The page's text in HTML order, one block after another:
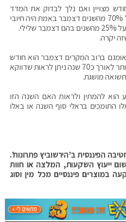
מצויין ואם נלך לבדוק את המדד
הידוע S&P500 נראה שמעל 70% מהשנים דצמבר באמת היה חיובי
יקרה.
ברוב המקרים דצמבר הוא חודש
חיובי אבל בבחינה מעמיקה יותר לאורך כ70 שנה ניתן לראות שדווקא
מושגת.
להמתין ולראות האם השנה הזו
התומכים בראלי סוף השנה או באלו
הפיננסית ב’הירשוביץ פתרונות’.
ייעוץ השקעות, המלצה או חוות
במוצרים פיננסיים מכל מין וסוג